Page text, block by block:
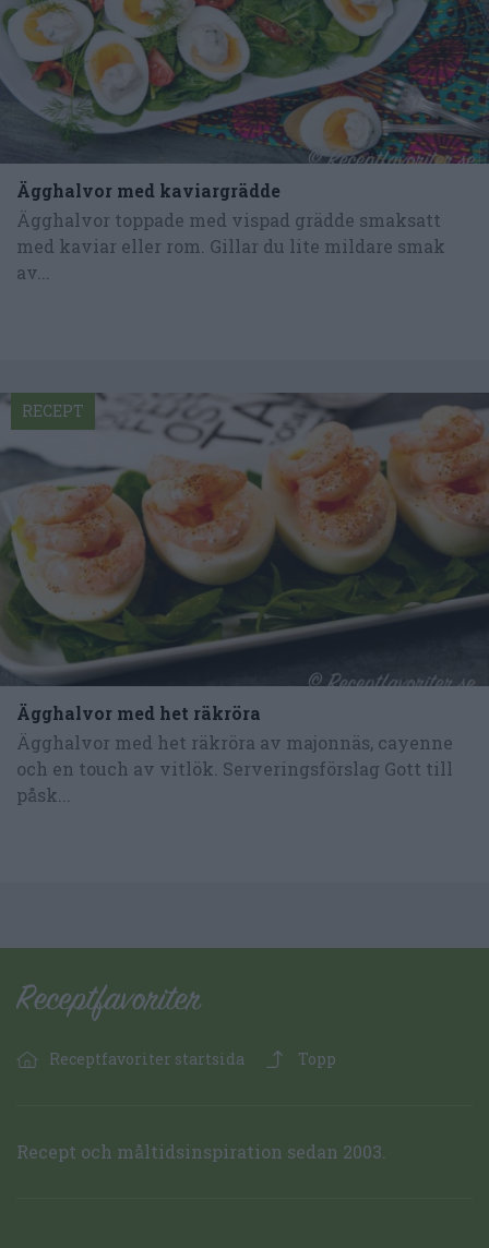
Ägghalvor med kaviargrädde
Ägghalvor toppade med vispad grädde smaksatt
med kaviar eller rom. Gillar du lite mildare smak
av...
Ägghalvor med het räkröra
Ägghalvor med het räkröra av majonnäs, cayenne
och en touch av vitlök. Serveringsförslag Gott till
påsk...
RECEPT
Receptfavoriter startsida Topp
Recept och måltidsinspiration sedan 2003.